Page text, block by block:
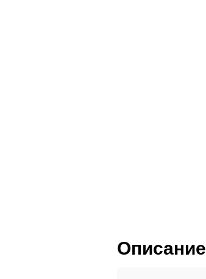
Описание